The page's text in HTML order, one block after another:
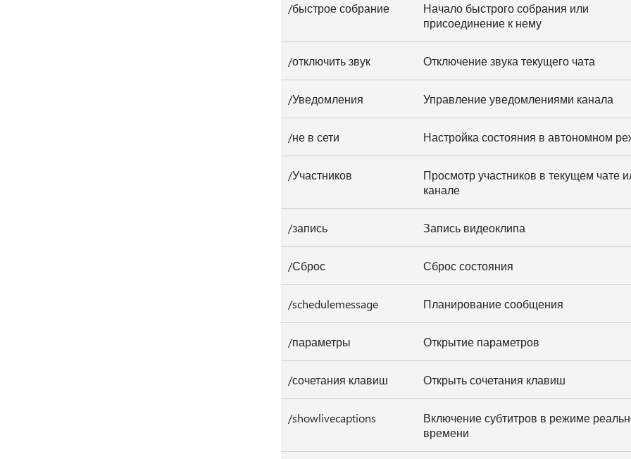
/быстрое собрание
Начало быстрого собрания или
присоединение к нему
/отключить звук Отключение звука текущего чата
/Уведомления Управление уведомлениями канала
/не в сети Настройка состояния в автономном
/Участников
Просмотр участников в текущем чате
канале
/запись Запись видеоклипа
/Сброс Сброс состояния
/schedulemessage Планирование сообщения
/параметры Открытие параметров
/сочетания клавиш Открыть сочетания клавиш
/showlivecaptions
Включение субтитров в режиме
времени